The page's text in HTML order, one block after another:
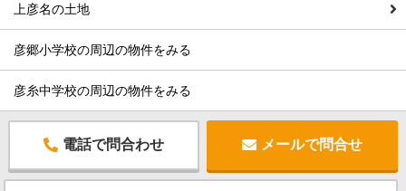
上彦名の土地
彦郷小学校の周辺の物件をみる
彦糸中学校の周辺の物件をみる
電話で問合わせ メールで問合せ